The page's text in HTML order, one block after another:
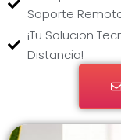
Soporte
¡Tu Solucion
Distancia!